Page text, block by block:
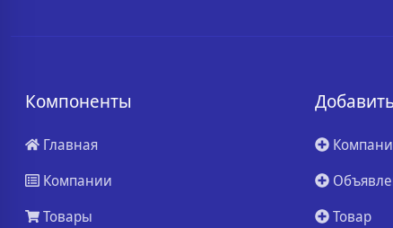
Компоненты
Главная
Компании
Товары
Товар